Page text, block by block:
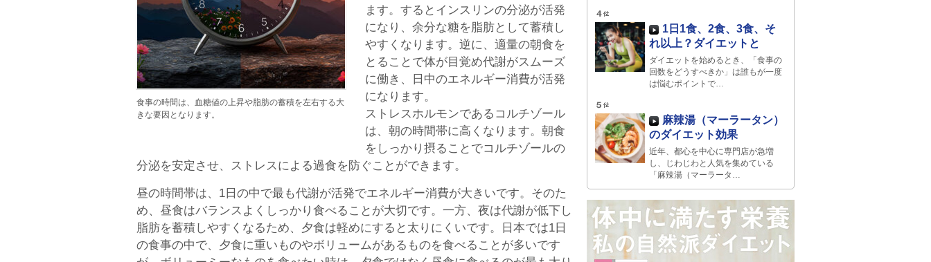
食事の時間は、血糖値の上昇や脂肪の蓄積を左右する大
きな要因となります。
ます。するとインスリンの分泌が活発
になり、余分な糖を脂肪として蓄積し
やすくなります。逆に、適量の朝食を
とることで体が目覚め代謝がスムーズ
に働き、日中のエネルギー消費が活発
になります。
ストレスホルモンであるコルチゾール
は、朝の時間帯に高くなります。朝食
をしっかり摂ることでコルチゾールの
分泌を安定させ、ストレスによる過食を防ぐことができます。
昼の時間帯は、1日の中で最も代謝が活発でエネルギー消費が大きいです。そのた
め、昼食はバランスよくしっかり食べることが大切です。一方、夜は代謝が低下し
脂肪を蓄積しやすくなるため、夕食は軽めにすると太りにくいです。日本では1日
の食事の中で、夕食に重いものやボリュームがあるものを食べることが多いです
1日1食、2食、3食、そ
れ以上？ダイエットと
ダイエットを始めるとき、「食事の
回数をどうすべきか」は誰もが一度
は悩むポイントで…
麻辣湯（マーラータン）
のダイエット効果
近年、都心を中心に専門店が急増
し、じわじわと人気を集めている
「麻辣湯（マーラータ…